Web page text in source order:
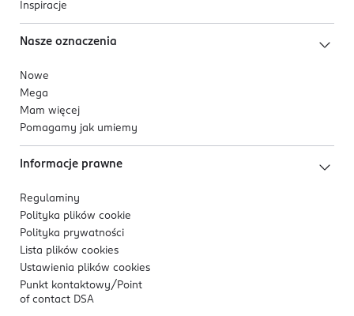
Inspiracje
Nasze oznaczenia
Nowe
Mega
Mam więcej
Pomagamy jak umiemy
Informacje prawne
Regulaminy
Polityka plików cookie
Polityka prywatności
Lista plików cookies
Ustawienia plików cookies
Punkt kontaktowy/ Point
of contact DSA